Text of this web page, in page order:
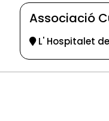
Associació
L' Hospitalet